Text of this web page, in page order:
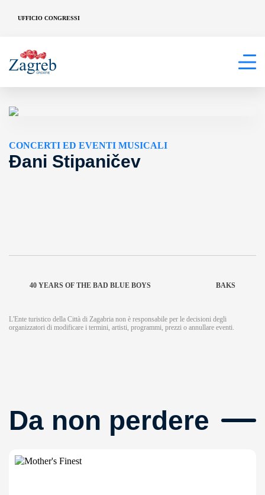
UFFICIO CONGRESSI
CONCERTI ED EVENTI MUSICALI
Đani Stipaničev
40 YEARS OF THE BAD BLUE BOYS BAKS
L'Ente turistico della Città di Zagabria non è responsabile per le decisioni degli
organizzatori di modificare i termini, artisti, programmi, prezzi o annullare eventi.
Da non perdere